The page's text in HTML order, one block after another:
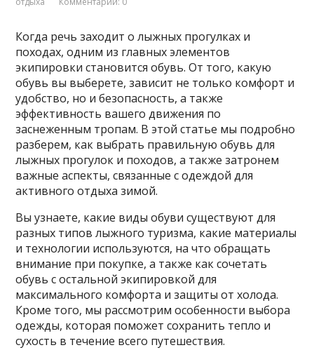
Когда речь заходит о лыжных прогулках и
походах, одним из главных элементов
экипировки становится обувь. От того, какую
обувь вы выберете, зависит не только комфорт и
удобство, но и безопасность, а также
эффективность вашего движения по
заснеженным тропам. В этой статье мы подробно
разберем, как выбрать правильную обувь для
лыжных прогулок и походов, а также затронем
важные аспекты, связанные с одеждой для
активного отдыха зимой.
Вы узнаете, какие виды обуви существуют для
разных типов лыжного туризма, какие материалы
и технологии используются, на что обращать
внимание при покупке, а также как сочетать
обувь с остальной экипировкой для
максимального комфорта и защиты от холода.
Кроме того, мы рассмотрим особенности выбора
одежды, которая поможет сохранить тепло и
сухость в течение всего путешествия.